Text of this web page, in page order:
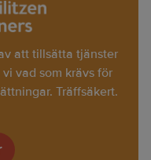
att tillsätta tjänster
vad som krävs för
Träffsäkert.